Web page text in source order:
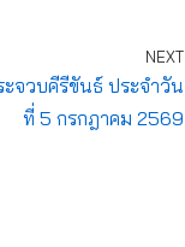
NEXT
จวบคีรีขันธ์ ประจำวัน
ที่ 5 กรกฎาคม 2569